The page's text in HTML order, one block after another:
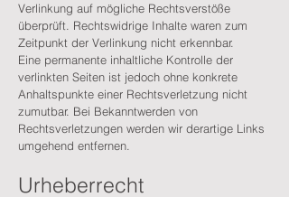
Verlinkung auf mögliche Rechtsverstöße
überprüft. Rechtswidrige Inhalte waren zum
Zeitpunkt der Verlinkung nicht erkennbar.
Eine permanente inhaltliche Kontrolle der
verlinkten Seiten ist jedoch ohne konkrete
Anhaltspunkte einer Rechtsverletzung nicht
zumutbar. Bei Bekanntwerden von
Rechtsverletzungen werden wir derartige Links
umgehend entfernen.
Urheberrecht